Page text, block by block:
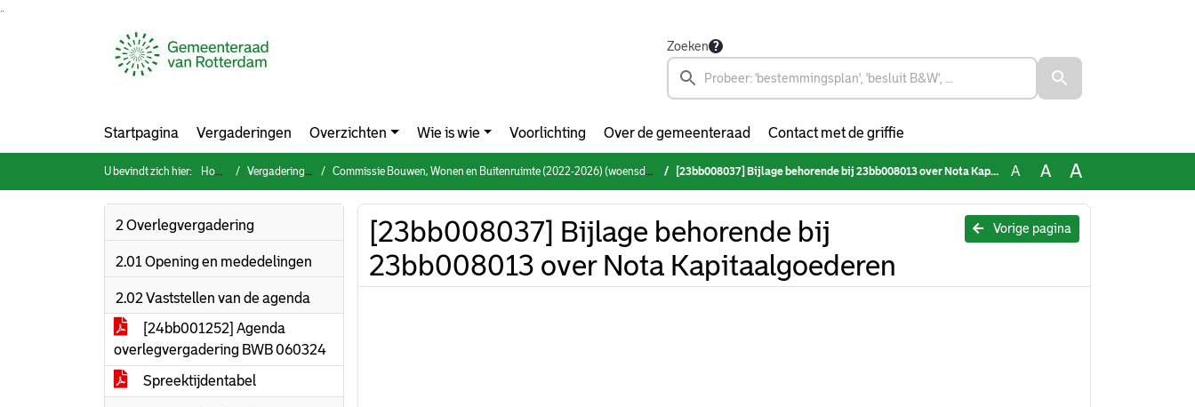
Zoeken
Startpagina Vergaderingen Overzichten Wie is wie Voorlichting Over de gemeenteraad Contact met de griffie
U bevindt zich hier: Home Vergaderingen Commissie Bouwen, Wonen en Buitenruimte (2022-2026) (woensdag 6 maart 2024) [23bb008037] Bijlage behorende bij 23bb008013 over Nota Kapitaalgoederen A A A
2 Overlegvergadering
2.01 Opening en mededelingen
2.02 Vaststellen van de agenda
[24bb001252] Agenda
overlegvergadering BWB 060324
Spreektijdentabel
Vorige pagina
[23bb008037] Bijlage behorende bij
23bb008013 over Nota Kapitaalgoederen